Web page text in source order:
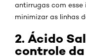
antirrugas com
minimizar as linhas
2. Ácido
controle